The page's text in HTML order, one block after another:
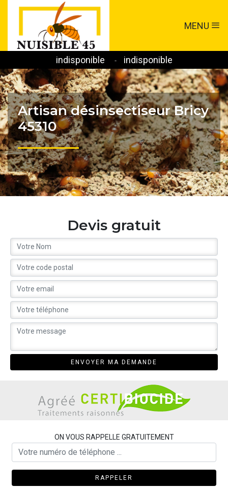
MENU
indisponible - indisponible
Artisan désinsectiseur Bricy
45310
Devis gratuit
ON VOUS RAPPELLE GRATUITEMENT